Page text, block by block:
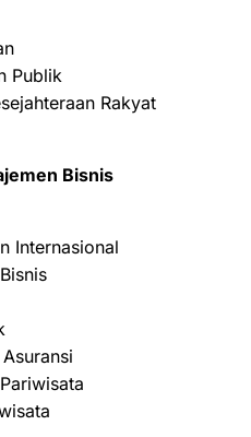
Publik
Rakyat
Bisnis
Internasional